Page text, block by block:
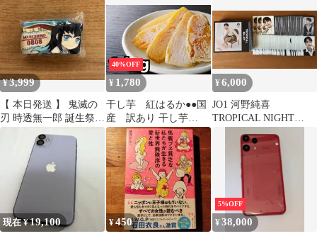
¥3,999
【 本日発送 】 鬼滅の
刃 時透無一郎 誕生祭
2026 ドリンクカップホ
40%OFF
¥ 1,780
干し芋 紅はるか●●国
産 訳あり 干し芋
1kg 熟成干し芋
¥6,000
JO1 河野純喜
TROPICAL NIGHT
BOX（CD無）トレカ
まとめ売り
現在 ¥19,100 ¥450
5%OFF
¥38,000